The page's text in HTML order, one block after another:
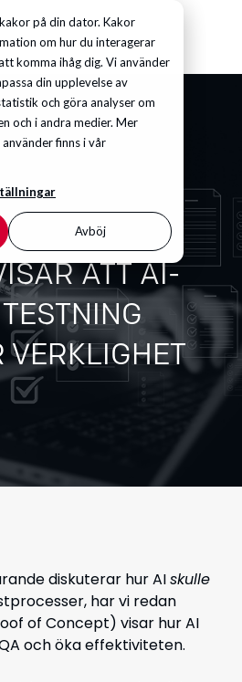
på din dator. Kakor
om hur du interagerar
komma ihåg dig. Vi använder
din upplevelse av
och göra analyser om
och i andra medier. Mer
finns i vår
Avböj
ATT AI-
VERKLIGHET
diskuterar hur AIskulle
har vi redan
of Concept) visar hur AI
och öka effektiviteten.